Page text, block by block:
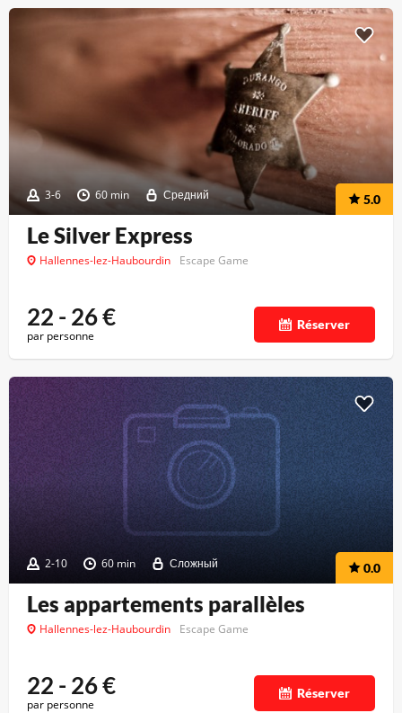
3-6 60 min Средний 5.0
Le Silver Express
Hallennes-lez-Haubourdin Escape Game
22 - 26€
par personne
Réserver
2-10 60 min Сложный 0.0
Les appartements parallèles
Hallennes-lez-Haubourdin Escape Game
22 - 26€
par personne
Réserver